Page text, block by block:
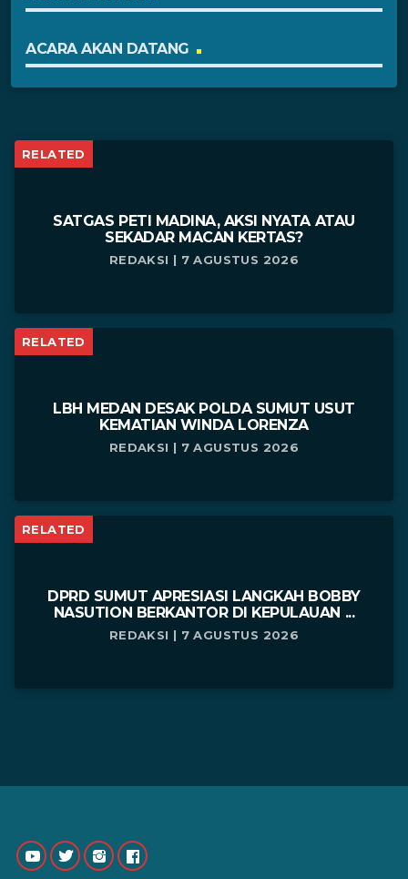
ACARA AKAN DATANG
RELATED
SATGAS PETI MADINA, AKSI NYATA ATAU
SEKADAR MACAN KERTAS?
REDAKSI | 7 AGUSTUS 2026
RELATED
LBH MEDAN DESAK POLDA SUMUT USUT
KEMATIAN WINDA LORENZA
REDAKSI | 7 AGUSTUS 2026
RELATED
DPRD SUMUT APRESIASI LANGKAH BOBBY
NASUTION BERKANTOR DI KEPULAUAN ...
REDAKSI | 7 AGUSTUS 2026